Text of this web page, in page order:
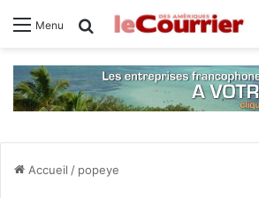
Menu Rechercher
Accueil / popeye